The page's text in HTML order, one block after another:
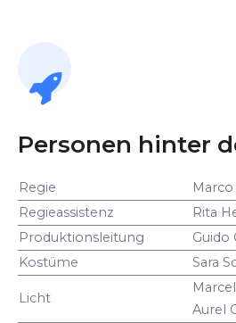
Personen hinter
Regie
Regieassistenz
Rita
Produktionsleitung
Guido
Kostüme
Sara
Licht
Aurel